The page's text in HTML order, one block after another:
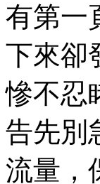
有第一
下來卻
慘不忍
告先別
流量，